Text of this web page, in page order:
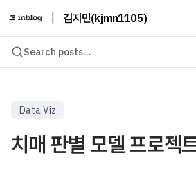
김지민(kjmn1105)
Search posts...
Data Viz
치매 판별 모델 프로젝